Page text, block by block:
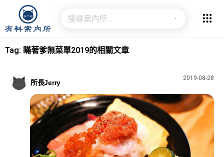
Tag: 瞞著爹無菜單2019的相關文章
所長Jerry
2019-08-28